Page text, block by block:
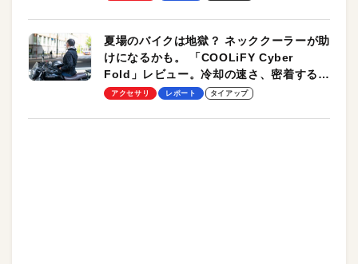
夏場のバイクは地獄？ ネッククーラーが助
けになるかも。 「COOLiFY Cyber
Fold」レビュー。冷却の速さ、密着する冷
却プレート、シンプルな操作性がグッド！
アクセサリ レポート タイアップ